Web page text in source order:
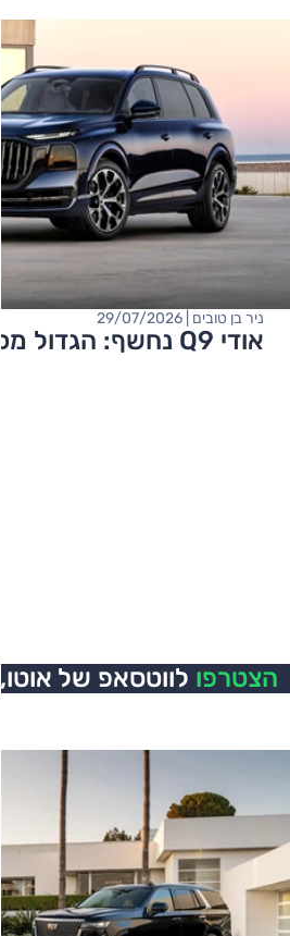
אודי Q9 נחשף: הגדול מכולם
ניר בן טובים | 29/07/2026
הצטרפו לווטסאפ של אוטו,